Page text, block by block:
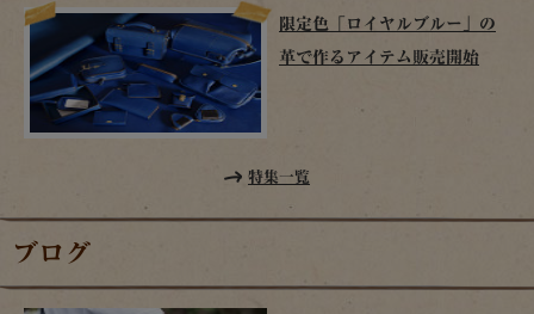
限定色「ロイヤルブルー」の
革で作るアイテム販売開始
特集一覧
ブログ